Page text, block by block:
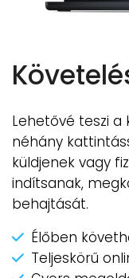
Lehetővé teszi a
néhány
küldjenek vagy
indítsanak,
behajtását.
Élőben
Teljeskörű